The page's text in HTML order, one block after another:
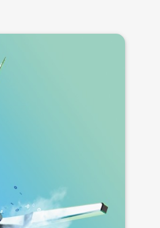
机一样，横机上的机针
头在针床上方进行水平
以及领子、袖口和帽子
形件。